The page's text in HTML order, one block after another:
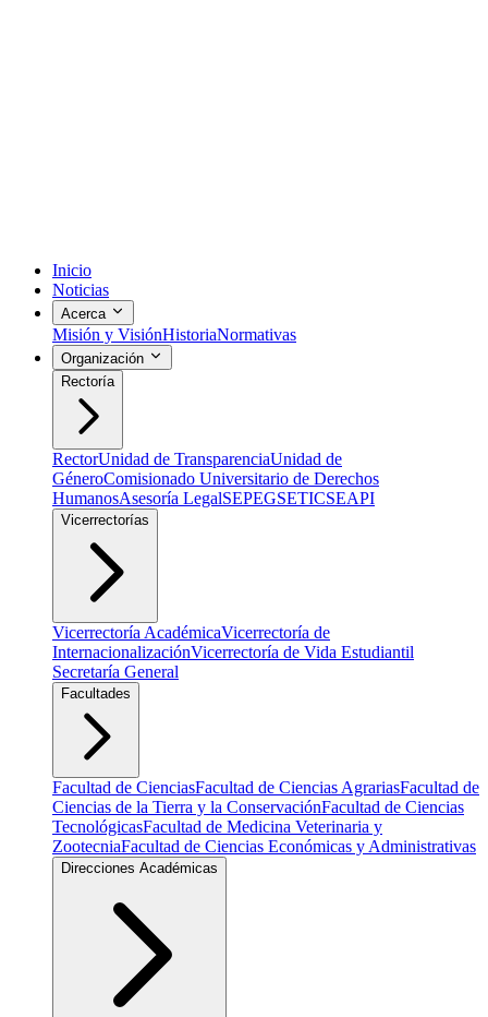
Inicio
Noticias
Acerca
Misión y VisiónHistoriaNormativas
Organización
Rectoría
RectorUnidad de TransparenciaUnidad de
GéneroComisionado Universitario de Derechos
HumanosAsesoría LegalSEPEGSETICSEAPI
Vicerrectorías
Vicerrectoría AcadémicaVicerrectoría de
InternacionalizaciónVicerrectoría de Vida Estudiantil
Secretaría General
Facultades
Facultad de CienciasFacultad de Ciencias AgrariasFacultad de
Ciencias de la Tierra y la ConservaciónFacultad de Ciencias
TecnológicasFacultad de Medicina Veterinaria y
ZootecniaFacultad de Ciencias Económicas y Administrativas
Direcciones Académicas